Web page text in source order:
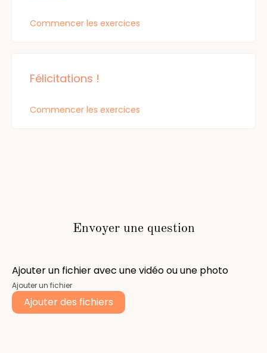
Commencer les exercices
Félicitations !
Commencer les exercices
Envoyer une question
Ajouter un fichier avec une vidéo ou une photo
Ajouter un fichier
Ajouter des fichiers